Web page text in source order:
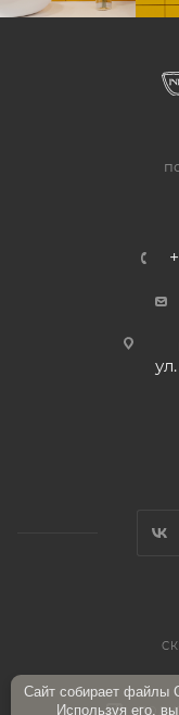
Сайт собирает файлы
Используя его,